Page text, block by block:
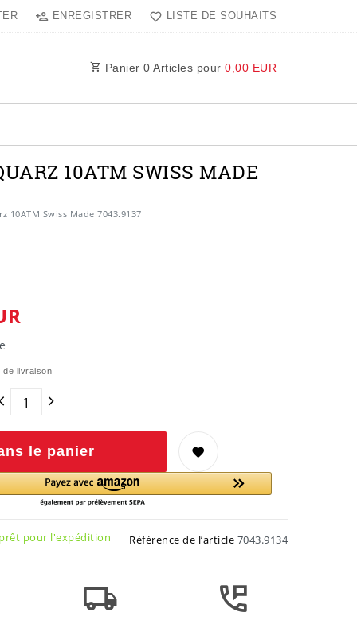
ENREGISTRER LISTE DE SOUHAITS
Panier 0 Articles pour 0,00 EUR
10ATM SWISS MADE
Swiss Made 7043.9137
de livraison
le panier
pour l'expédition Référence de l’article 7043.9134